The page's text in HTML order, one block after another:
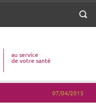
au service
de votre santé
07/04/2015